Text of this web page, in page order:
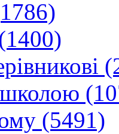
(5491)